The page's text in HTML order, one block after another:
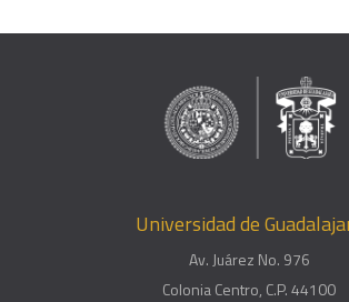
Universidad de
Av. Juárez No. 976
Colonia Centro, C.P. 44100